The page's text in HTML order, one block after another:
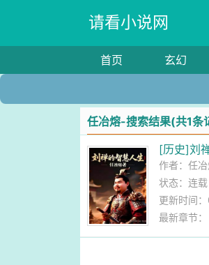
请看小说网
首页 玄幻
任冶熔-搜索结果(共1条
[历史]刘
作者：任
状态：连载
更新时间
最新章节：